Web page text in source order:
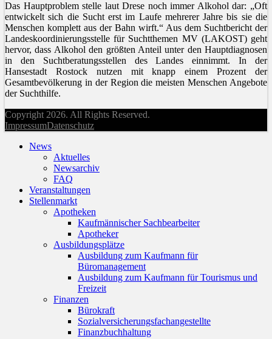
Das Hauptproblem stelle laut Drese noch immer Alkohol dar: „Oft
entwickelt sich die Sucht erst im Laufe mehrerer Jahre bis sie die
Menschen komplett aus der Bahn wirft.“ Aus dem Suchtbericht der
Landeskoordinierungsstelle für Suchtthemen MV (LAKOST) geht
hervor, dass Alkohol den größten Anteil unter den Hauptdiagnosen
in den Suchtberatungsstellen des Landes einnimmt. In der
Hansestadt Rostock nutzen mit knapp einem Prozent der
Gesamtbevölkerung in der Region die meisten Menschen Angebote
der Suchthilfe.
Copyright 2026. All Rights Reserved.
ImpressumDatenschutz
News
Aktuelles
Newsarchiv
FAQ
Veranstaltungen
Stellenmarkt
Apotheken
Kaufmännischer Sachbearbeiter
Apotheker
Ausbildungsplätze
Ausbildung zum Kaufmann für
Büromanagement
Ausbildung zum Kaufmann für Tourismus und
Freizeit
Finanzen
Bürokraft
Sozialversicherungsfachangestellte
Finanzbuchhaltung